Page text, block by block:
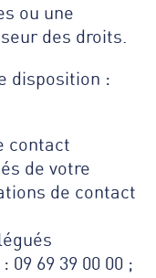
ou une
des droits.
disposition :
contact
de votre
de contact
69 39 00 00 ;